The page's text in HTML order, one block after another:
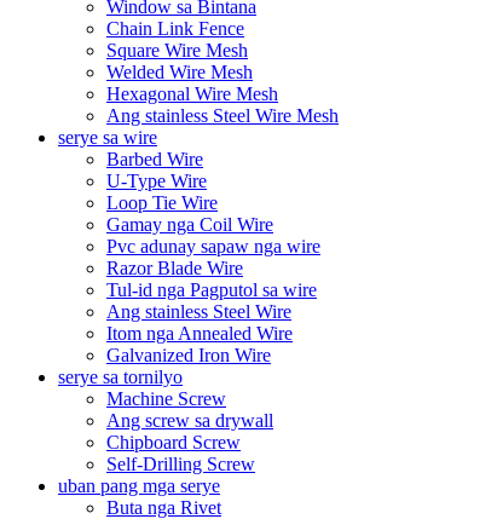
Window sa Bintana
Chain Link Fence
Square Wire Mesh
Welded Wire Mesh
Hexagonal Wire Mesh
Ang stainless Steel Wire Mesh
serye sa wire
Barbed Wire
U-Type Wire
Loop Tie Wire
Gamay nga Coil Wire
Pvc adunay sapaw nga wire
Razor Blade Wire
Tul-id nga Pagputol sa wire
Ang stainless Steel Wire
Itom nga Annealed Wire
Galvanized Iron Wire
serye sa tornilyo
Machine Screw
Ang screw sa drywall
Chipboard Screw
Self-Drilling Screw
uban pang mga serye
Buta nga Rivet